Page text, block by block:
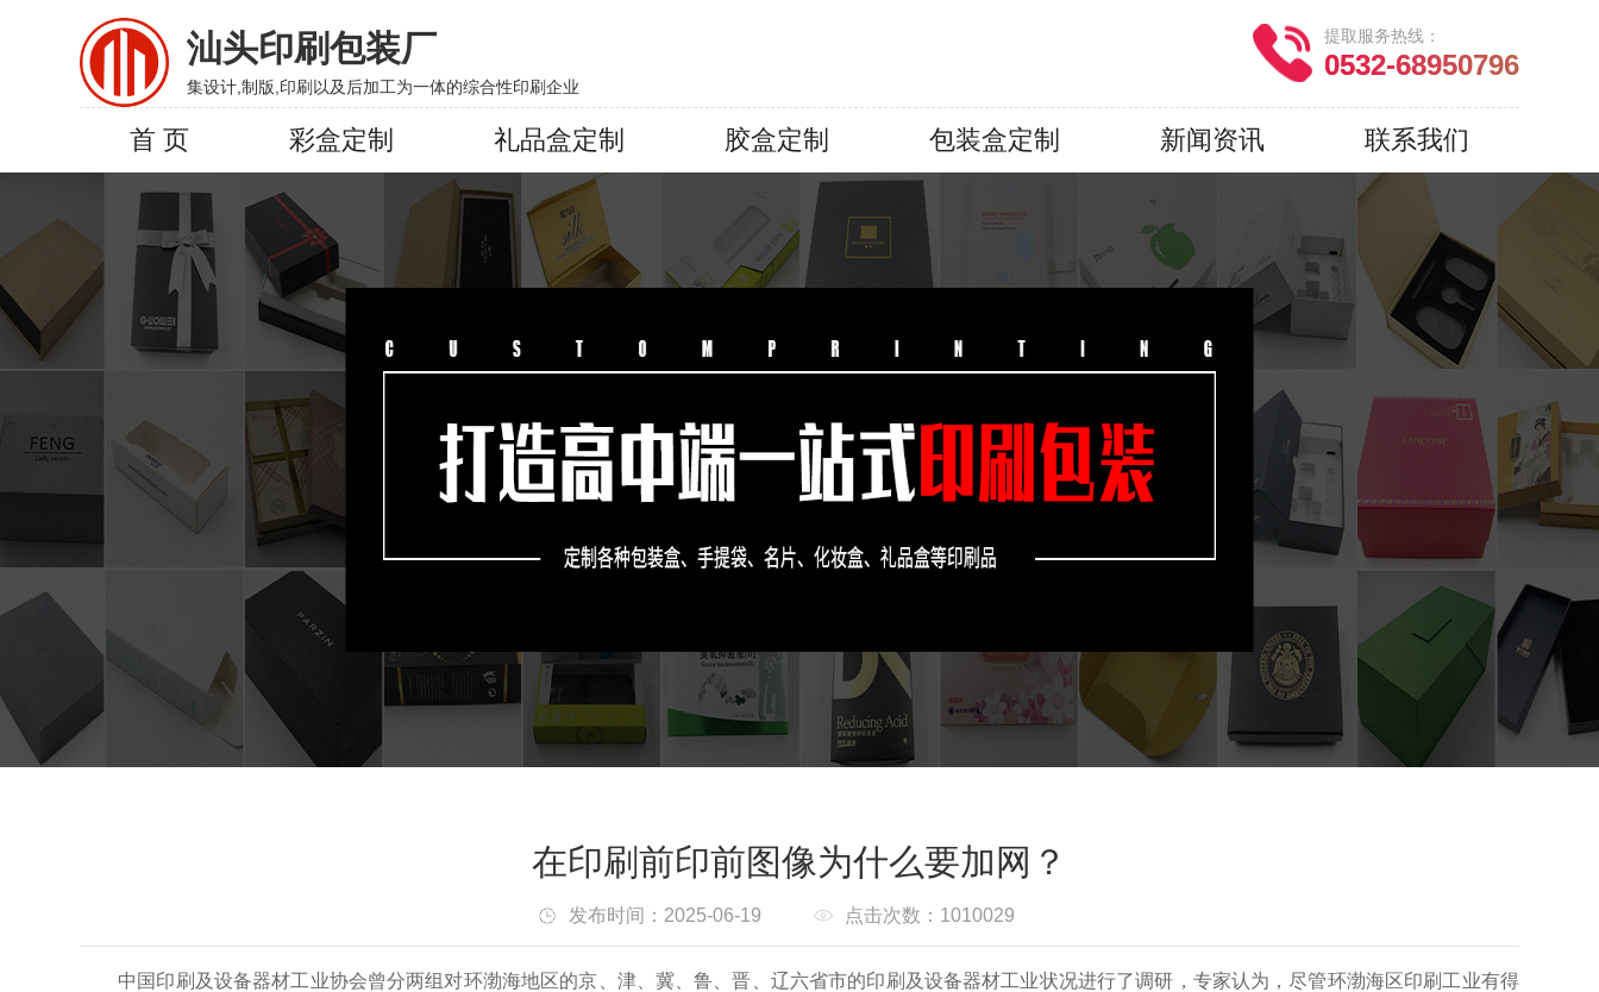
汕头印刷包装厂
集设计,制版,印刷以及后加工为一体的综合性印刷企业
提取服务热线：
0532-68950796
首 页 彩盒定制 礼品盒定制 胶盒定制 包装盒定制 新闻资讯 联系我们
在印刷前印前图像为什么要加网？
发布时间：2025-06-19 点击次数：1010029
中国印刷及设备器材工业协会曾分两组对环渤海地区的京、津、冀、鲁、晋、辽六省市的印刷及设备器材工业状况进行了调研，专家认为，尽管环渤海区印刷工业有得